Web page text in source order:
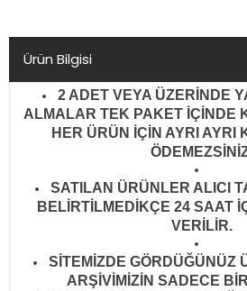
Ürün Bilgisi
2 ADET VEYA ÜZERİNDE
ALMALAR TEK PAKET İÇİNDE
HER ÜRÜN İÇİN AYRI AYRI
SATILAN ÜRÜNLER ALICI
BELİRTİLMEDİKÇE 24 SAAT
VERİLİR.
SİTEMİZDE GÖRDÜĞÜNÜZ
ARŞİVİMİZİN SADECE